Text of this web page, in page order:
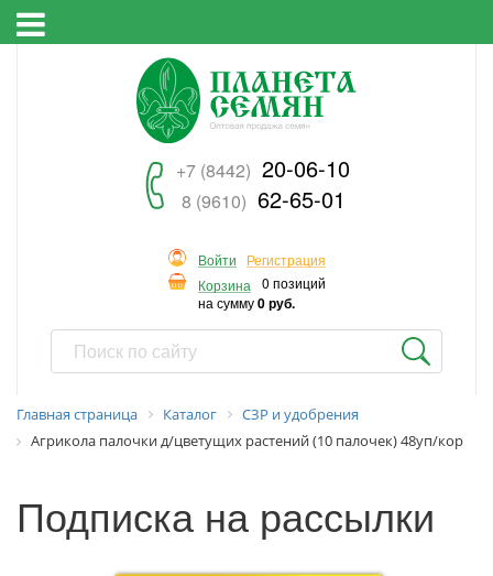
+7 (8442) 20-06-10
8 (9610) 62-65-01
Войти
Регистрация
Корзина
0 позиций
на сумму0 руб.
Главная страница Каталог
СЗР и удобрения
Агрикола палочки д/цветущих растений (10 палочек) 48уп/кор
Подписка на рассылки